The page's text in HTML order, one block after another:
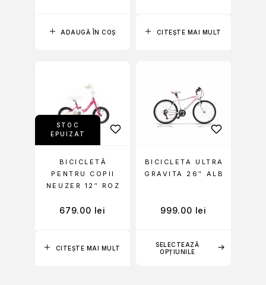
ADAUGĂ ÎN COȘ CITEȘTE MAI MULT
STOC
EPUIZAT
CITEȘTE MAI MULT
BICICLETĂ
PENTRU COPII
NEUZER 12″ ROZ
679.00 lei
SELECTEAZĂ
OPȚIUNILE
BICICLETA ULTRA
GRAVITA 26″ ALB
999.00 lei